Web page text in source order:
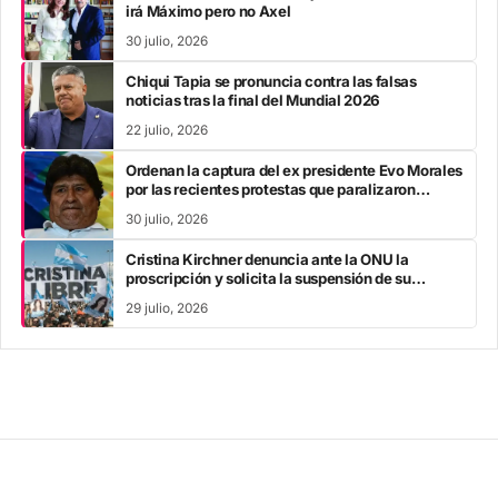
irá Máximo pero no Axel
30 julio, 2026
Chiqui Tapia se pronuncia contra las falsas
noticias tras la final del Mundial 2026
22 julio, 2026
Ordenan la captura del ex presidente Evo Morales
por las recientes protestas que paralizaron
30 julio, 2026
Cristina Kirchner denuncia ante la ONU la
proscripción y solicita la suspensión de su
29 julio, 2026